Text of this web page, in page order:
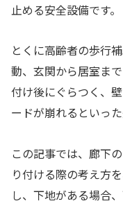
止める安全設備です。
とくに高齢者の歩行
動、玄関から居室ま
付け後にぐらつく、
ードが崩れるといっ
この記事では、廊下
り付ける際の考え方
し、下地がある場合